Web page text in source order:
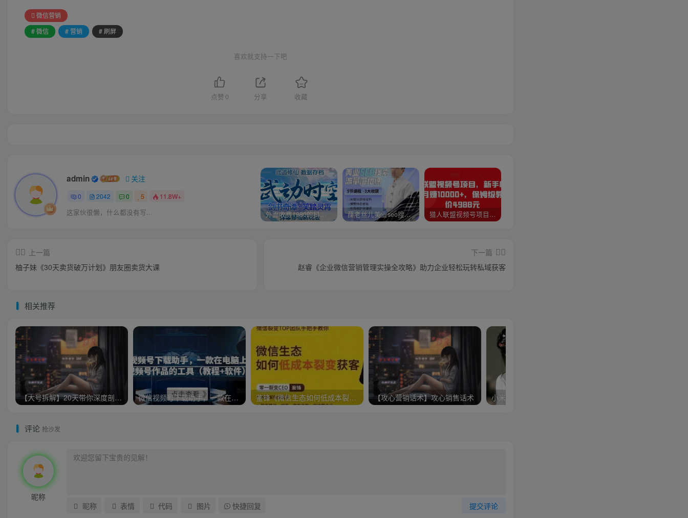
微信营销
# 微信
# 营销 # 刷屏
喜欢就支持一下吧
点赞 0 分享 收藏
admin 关注
0 2042 0 5 11.8W+
这家伙很懒，什么都没有写... 外面收费1980的抖音武动时空直播项目，无需真人出镜，实时互动直播【软件+详细教程】 薛老丝儿美业seo搜索流量落地课，一周暴涨20w粉丝，全干货讲解 猎人联盟视频号项目，新手0基础轻松月赚10000+，保姆级教程原价4988元
上一篇
柚子妹《30天卖货破万计划》朋友圈卖货大课
下一篇
赵睿《企业微信营销管理实操全攻略》助力企业轻松玩转私域获客
相关推荐
【大号拆解】20天带你深度剖析40个顶级微信公众号 微信视频号下载助手，一款在电脑上下载视频号作品的工具（教程+软件） 鉴锋《微信生态如何低成本裂变获客》助你进阶微信裂变高手 【攻心营销话术】攻心销售话术
评论 抢沙发
昵称
提交评论
昵称 表情 代码 图片 快捷回复